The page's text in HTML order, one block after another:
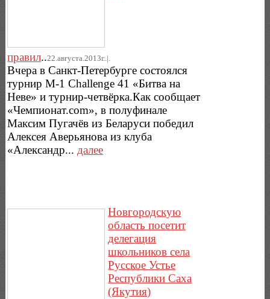
правил..22.августа.2013г..|.
Вчера в Санкт-Петербурге состоялся
турнир M-1 Challenge 41 «Битва на
Неве» и турнир-четвёрка.Как сообщает
«Чемпионат.com», в полуфинале
Максим Пугачёв из Беларуси победил
Алексея Аверьянова из клуба
«Александр... далее
Новгородскую
область посетит
делегация
школьников села
Русское Устье
Республики Саха
(Якутия)